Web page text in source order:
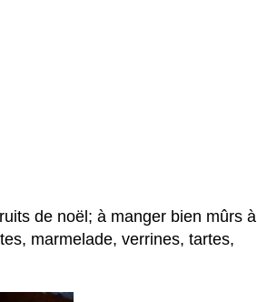
de noël; à manger bien mûrs à
marmelade, verrines, tartes,